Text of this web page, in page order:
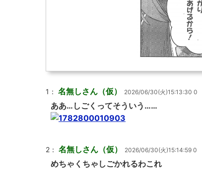
1： 名無しさん（仮） 2026/06/30(火)15:13:30 0
ああ…しごくってそういう……
2： 名無しさん（仮） 2026/06/30(火)15:14:59 0
めちゃくちゃしごかれるわこれ